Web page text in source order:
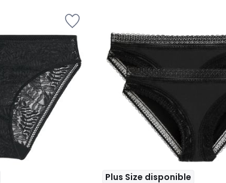
Plus Size disponible